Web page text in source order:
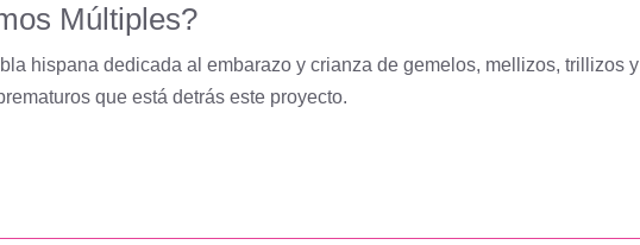
Múltiples?
hispana dedicada al embarazo y crianza de gemelos, mellizos, trillizos y
que está detrás este proyecto.